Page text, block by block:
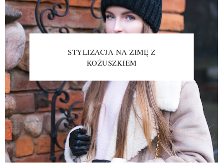
STYLIZACJA NA ZIMĘ Z
KOŻUSZKIEM